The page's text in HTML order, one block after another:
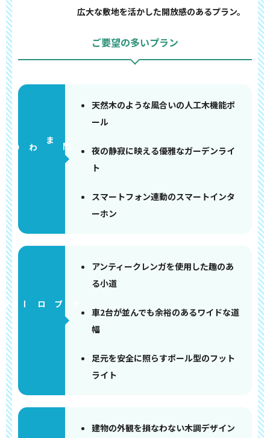
広大な敷地を活かした開放感のあるプラン。
ご要望の多いプラン
門まわり
天然木のような風合いの人工木機能ポ
ール
夜の静寂に映える優雅なガーデンライ
ト
スマートフォン連動のスマートインタ
ーホン
アプローチ
アンティークレンガを使用した趣のあ
る小道
車2台が並んでも余裕のあるワイドな道
幅
足元を安全に照らすポール型のフット
ライト
建物の外観を損なわない木調デザイン